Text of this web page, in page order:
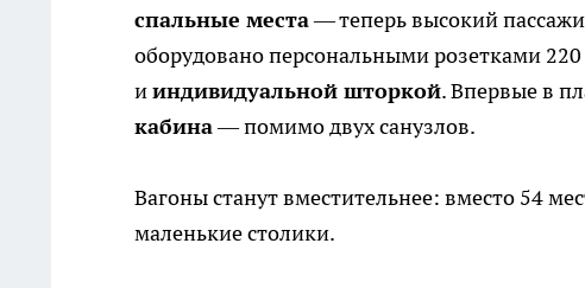
спальные места— теперь высокий
оборудовано персональными розетками
ииндивидуальной шторкой. Впервые в
кабина— помимо двух санузлов.
Вагоны станут вместительнее: вместо 54
маленькие столики.